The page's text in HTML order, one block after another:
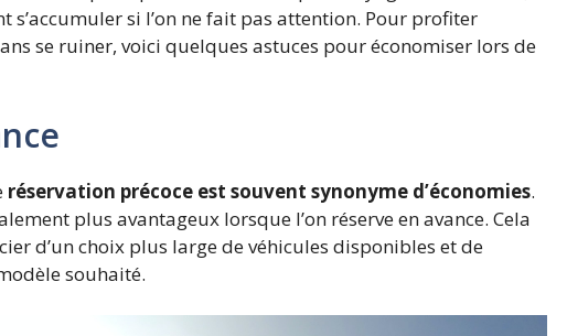
s’accumuler si l’on ne fait pas attention. Pour profiter
se ruiner, voici quelques astuces pour économiser lors de
réservation précoce est souvent synonyme d’économies.
plus avantageux lorsque l’on réserve en avance. Cela
d’un choix plus large de véhicules disponibles et de
souhaité.